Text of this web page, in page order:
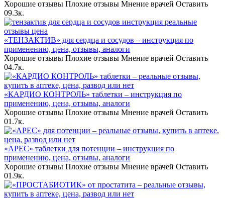
Хорошие отзывы Плохие отзывы Мнение врачей Оставить
09.3к.
«ТЕНЗАКТИВ» для сердца и сосудов – инструкция по
применению, цена, отзывы, аналоги
Хорошие отзывы Плохие отзывы Мнение врачей Оставить
04.7к.
«КАРДИО КОНТРОЛЬ» таблетки – инструкция по
применению, цена, отзывы, аналоги
Хорошие отзывы Плохие отзывы Мнение врачей Оставить
01.7к.
«АРЕС» таблетки для потенции – инструкция по
применению, цена, отзывы, аналоги
Хорошие отзывы Плохие отзывы Мнение врачей Оставить
01.9к.